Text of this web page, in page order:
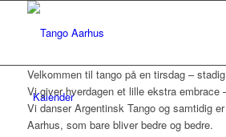
Kalender
Velkommen til tango på en tirsdag –
Vi giver hverdagen et lille ekstra embrace
Vi danser Argentinsk Tango og samtidig
Aarhus, som bare bliver bedre og bedre.